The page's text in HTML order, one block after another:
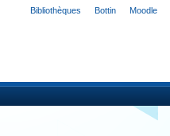
Bibliothèques Bottin Moodle